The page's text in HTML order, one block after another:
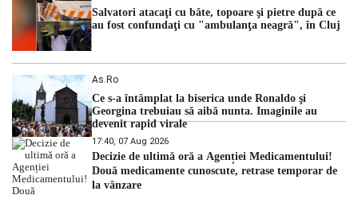
Salvatori atacaţi cu bâte, topoare şi pietre după ce
au fost confundaţi cu "ambulanţa neagră", în Cluj
As.ro
Ce s-a întâmplat la biserica unde Ronaldo şi
Georgina trebuiau să aibă nunta. Imaginile au
devenit rapid virale
17:40, 07 Aug 2026
Decizie de ultimă oră a Agenției Medicamentului!
Două medicamente cunoscute, retrase temporar de
la vânzare